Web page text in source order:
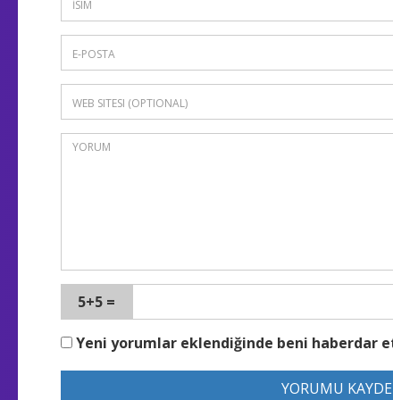
5+5 =
Yeni yorumlar eklendiğinde beni haberdar